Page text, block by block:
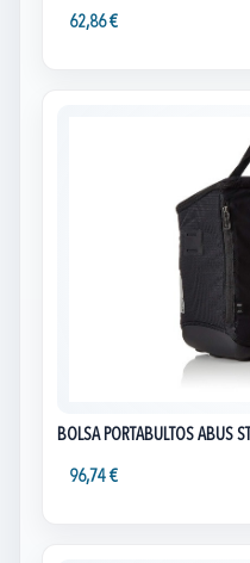
62,86 €
BOLSA PORTABULTOS ABUS
96,74 €